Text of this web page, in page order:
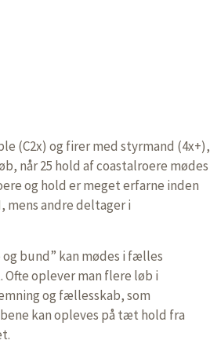
(C2x) og firer med styrmand (4x+),
når 25 hold af coastalroere mødes
og hold er meget erfarne inden
mens andre deltager i
bund” kan mødes i fælles
oplever man flere løb i
og fællesskab, som
kan opleves på tæt hold fra